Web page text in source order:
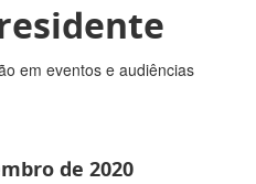
em eventos e audiências
de 2020